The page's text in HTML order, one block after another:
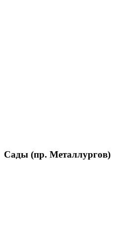
Сады (пр. Металлургов)